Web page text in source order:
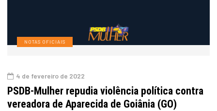
NOTAS OFICIAIS
4 de fevereiro de 2022
PSDB-Mulher repudia violência política contra
vereadora de Aparecida de Goiânia (GO)